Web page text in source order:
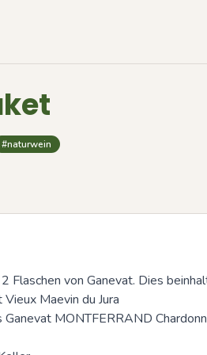
#naturwein
Flaschen von Ganevat. Dies
Maevin du Jura
Ganevat MONTFERRAND